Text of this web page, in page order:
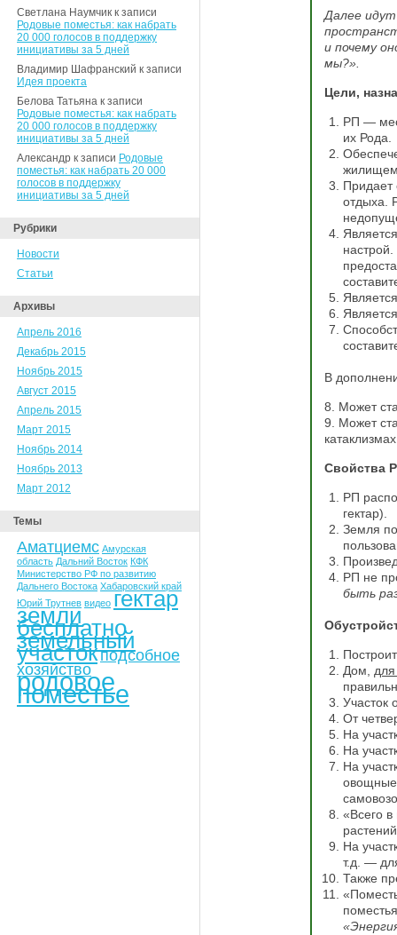
Светлана Наумчик к записи
Родовые поместья: как набрать
20 000 голосов в поддержку
инициативы за 5 дней
Владимир Шафранский к записи
Идея проекта
Белова Татьяна к записи
Родовые поместья: как набрать
20 000 голосов в поддержку
инициативы за 5 дней
Александр к записи Родовые
поместья: как набрать 20 000
голосов в поддержку
инициативы за 5 дней
Рубрики
Новости
Статьи
Архивы
Апрель 2016
Декабрь 2015
Ноябрь 2015
Август 2015
Апрель 2015
Март 2015
Ноябрь 2014
Ноябрь 2013
Март 2012
Темы
Аматциемс Амурская
область Дальний Восток КФК
Министерство РФ по развитию
Дальнего Востока Хабаровский край
Юрий Трутнев видео гектар
земли
бесплатно
земельный
участокподсобное
хозяйство
родовое
поместье
Далее
и почему
мы?».
Цели,
РП —
их Рода.
Придает
отдыха.
В
8. Может
9. Может
Свойства
РП
гектар).
Земля
РП не
быть
Дом,
Участок
От
На
На
На
овощные
«Всего
На
т.д. —
Также